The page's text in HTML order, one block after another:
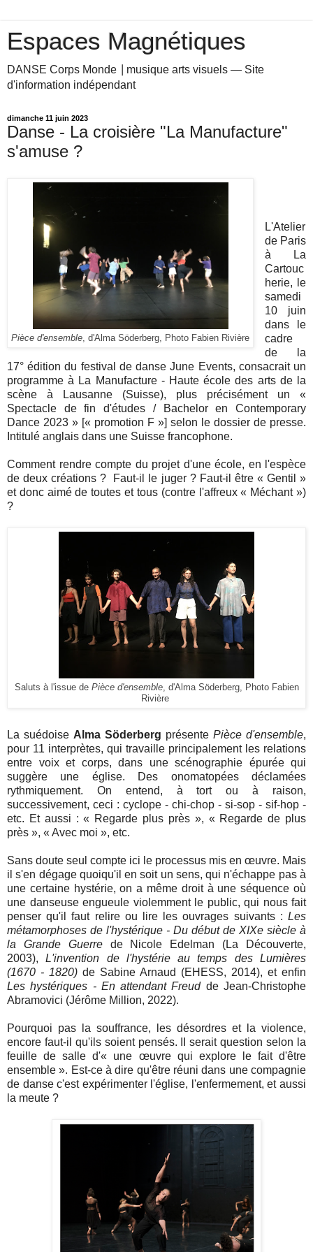
Espaces Magnétiques
DANSE Corps Monde ⎥ musique arts visuels — Site
d'information indépendant
dimanche 11 juin 2023
Danse - La croisière "La Manufacture"
s'amuse ?
Pièce d'ensemble , d'Alma Söderberg , Photo Fabien Rivière
L'Atelier
de Paris
à La
Cartouc
herie,
le
samedi
10 juin
dans le
cadre
de la
17° édition du festival de danse June Events, consacrait un
programme à La Manufacture - Haute école des arts de la
scène à Lausanne (Suisse), plus précisément un «
Spectacle de fin d'études / Bachelor en Contemporary
Dance 2023 » [« promotion F »] selon le dossier de presse.
Intitulé anglais dans une Suisse francophone.
Comment rendre compte du projet d'une école, en l'espèce
de deux créations ? Faut-il le juger ? Faut-il être « Gentil»
et donc aimé de toutes et tous (contre l'affreux« Méchant»)
?
Saluts à l'issue de Pièce d'ensemble, d'Alma Söderberg, Photo Fabien
Rivière
La suédoise Alma Söderberg présente Pièce d'ensemble,
pour 11 interprètes, qui travaille principalement les relations
entre voix et corps, dans une scénographie épurée qui
suggère une église. Des onomatopées déclamées
rythmiquement. On entend, à tort ou à raison,
successivement, ceci : cyclope - chi-chop - si-sop - sif-hop -
etc. Et aussi :« Regarde plus près », « Regarde de plus
près », « Avec moi », etc.
Sans doute seul compte ici le processus mis en œuvre. Mais
il s'en dégage quoiqu'il en soit un sens, qui n'échappe pas à
une certaine hystérie, on a même droit à une séquence où
une danseuse engueule violemment le public, qui nous fait
penser qu'il faut relire ou lire les ouvrages suivants : Les
métamorphoses de l'hystérique - Du début de XIXe siècle à
la Grande Guerrede Nicole Edelman (La Découverte,
2003),L'invention de l'hystérie au temps des Lumières
(1670 - 1820) de Sabine Arnaud (EHESS, 2014), et enfin
Les hystériques - En attendant Freudde Jean-Christophe
Abramovici (Jérôme Million, 2022).
Pourquoi pas la souffrance, les désordres et la violence,
encore faut-il qu'ils soient pensés. II serait question selon la
feuille de salle d'« une œuvre qui explore le fait d'être
ensemble». Est-ce à dire qu'être réuni dans une compagnie
de danse c'est expérimenter l'église, l'enfermement, et aussi
la meute ?